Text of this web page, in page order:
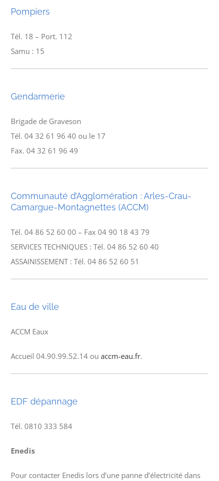
Pompiers
Tél. 18 – Port. 112
Samu : 15
Gendarmerie
Brigade de Graveson
Tél. 04 32 61 96 40 ou le 17
Fax. 04 32 61 96 49
Communauté d’Agglomération : Arles-Crau-
Camargue-Montagnettes (ACCM)
Tél. 04 86 52 60 00 – Fax 04 90 18 43 79
SERVICES TECHNIQUES : Tél. 04 86 52 60 40
ASSAINISSEMENT : Tél. 04 86 52 60 51
Eau de ville
ACCM Eaux
Accueil 04.90.99.52.14 ouaccm-eau.fr.
EDF dépannage
Tél. 0810 333 584
Enedis
Pour contacter Enedis lors d’une panne d’électricité dans